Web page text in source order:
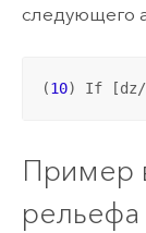
следующего
(10) If [dz/
Пример
рельефа